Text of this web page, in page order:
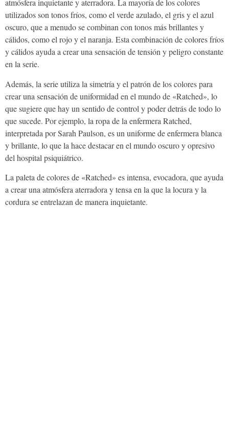
atmósfera inquietante y aterradora. La mayoría de los colores
utilizados son tonos fríos, como el verde azulado, el gris y el azul
oscuro, que a menudo se combinan con tonos más brillantes y
cálidos, como el rojo y el naranja. Esta combinación de colores fríos
y cálidos ayuda a crear una sensación de tensión y peligro constante
en la serie.
Además, la serie utiliza la simetría y el patrón de los colores para
crear una sensación de uniformidad en el mundo de «Ratched», lo
que sugiere que hay un sentido de control y poder detrás de todo lo
que sucede. Por ejemplo, la ropa de la enfermera Ratched,
interpretada por Sarah Paulson, es un uniforme de enfermera blanca
y brillante, lo que la hace destacar en el mundo oscuro y opresivo
del hospital psiquiátrico.
La paleta de colores de «Ratched» es intensa, evocadora, que ayuda
a crear una atmósfera aterradora y tensa en la que la locura y la
cordura se entrelazan de manera inquietante.